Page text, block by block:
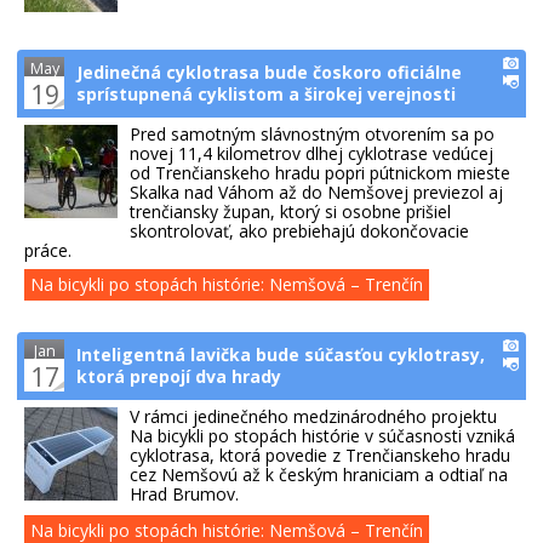
May
19
Jedinečná cyklotrasa bude čoskoro oficiálne
sprístupnená cyklistom a širokej verejnosti
Pred samotným slávnostným otvorením sa po
novej 11,4 kilometrov dlhej cyklotrase vedúcej
od Trenčianskeho hradu popri pútnickom mieste
Skalka nad Váhom až do Nemšovej previezol aj
trenčiansky župan, ktorý si osobne prišiel
skontrolovať, ako prebiehajú dokončovacie
práce.
Na bicykli po stopách histórie: Nemšová – Trenčín
Jan
17
Inteligentná lavička bude súčasťou cyklotrasy,
ktorá prepojí dva hrady
V rámci jedinečného medzinárodného projektu
Na bicykli po stopách histórie v súčasnosti vzniká
cyklotrasa, ktorá povedie z Trenčianskeho hradu
cez Nemšovú až k českým hraniciam a odtiaľ na
Hrad Brumov.
Na bicykli po stopách histórie: Nemšová – Trenčín